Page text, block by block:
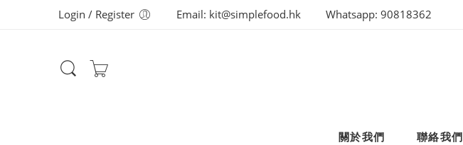
Whatsapp: 90818362
Email: kit@simplefood.hk
Login / Register
聯絡我們
關於我們